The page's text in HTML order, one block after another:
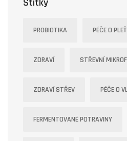
PROBIOTIKA PÉČE O PLEŤ
ZDRAVÍ STŘEVNÍ
ZDRAVÍ STŘEV PÉČE O
FERMENTOVANÉ POTRAVINY